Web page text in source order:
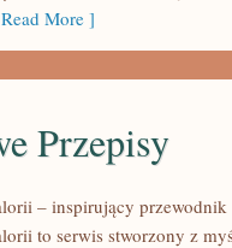
More ]
Przepisy
– inspirujący
to serwis stworzony z